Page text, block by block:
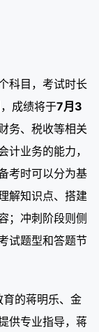
科目，考试时长
，成绩将于7月3
务、税收等相关
业务的能力，
考时可以分为基
解知识点、搭建
；冲刺阶段则侧
试题型和答题节
的蒋明乐、金
供专业指导，蒋